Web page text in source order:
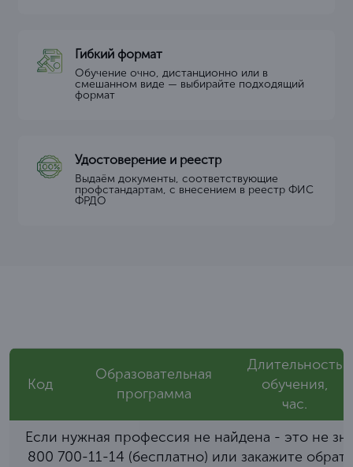
Гибкий формат
Обучение очно, дистанционно или в
смешанном виде — выбирайте подходящий
формат
Удостоверение и реестр
Выдаём документы, соответствующие
профстандартам, с внесением в реестр ФИС
ФРДО
Код
Образовательная
программа
Длительность
обучения,
час.
Если нужная профессия не найдена - это не
800 700-11-14 (бесплатно) или закажите